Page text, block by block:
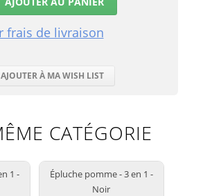
frais de livraison
AJOUTER À MA WISH LIST
CATÉGORIE
1 -
Épluche pomme - 3 en 1 -
Noir